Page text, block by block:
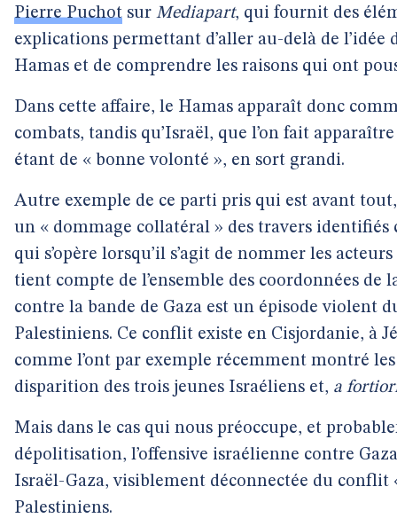
Pierre Puchot sur Mediapart, qui fournit des
explications permettant d’aller au-delà de l’idée
Hamas et de comprendre les raisons qui ont
Dans cette affaire, le Hamas apparaît donc
combats, tandis qu’Israël, que l’on fait
étant de « bonne volonté », en sort grandi.
Autre exemple de ce parti pris qui est avant
un « dommage collatéral » des travers identifiés
qui s’opère lorsqu’il s’agit de nommer les
tient compte de l’ensemble des coordonnées de
contre la bande de Gaza est un épisode violent
Palestiniens. Ce conflit existe en Cisjordanie, à
comme l’ont par exemple récemment montré
disparition des trois jeunes Israéliens et, a
Mais dans le cas qui nous préoccupe, et
dépolitisation, l’offensive israélienne contre
Israël-Gaza, visiblement déconnectée du conflit
Palestiniens.